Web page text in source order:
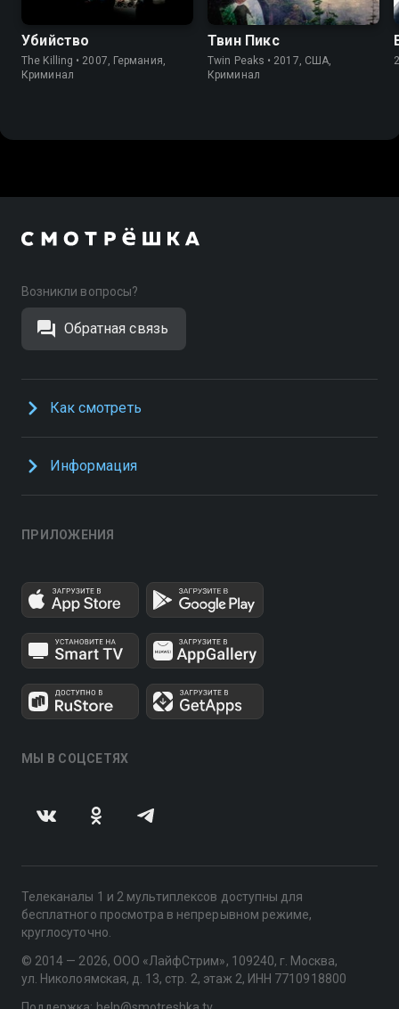
Убийство
The Killing • 2007, Германия,
Криминал
Твин Пикс
Twin Peaks • 2017, США,
Криминал
Возникли вопросы?
Обратная связь
Как смотреть
Информация
ПРИЛОЖЕНИЯ
МЫ В СОЦСЕТЯХ
Телеканалы 1 и 2 мультиплексов доступны для
бесплатного просмотра в непрерывном режиме,
круглосуточно.
© 2014 — 2026, ООО «ЛайфСтрим», 109240, г. Москва,
ул. Николоямская, д. 13, стр. 2, этаж 2, ИНН 7710918800